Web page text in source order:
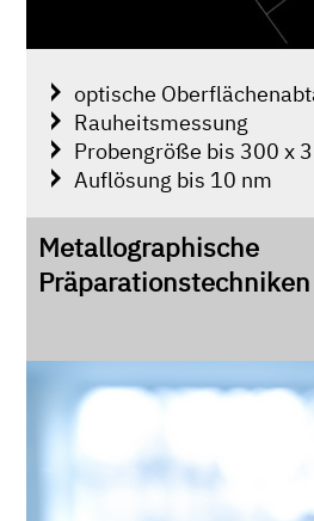
optische
Rauheitsmessung
Probengröße bis 300 x
Auflösung bis 10 nm
Metallographische
Präparationstechniken